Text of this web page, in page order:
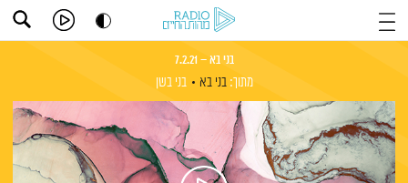
בני בא – 7.2.21
מתוך: בני בא בני בשן